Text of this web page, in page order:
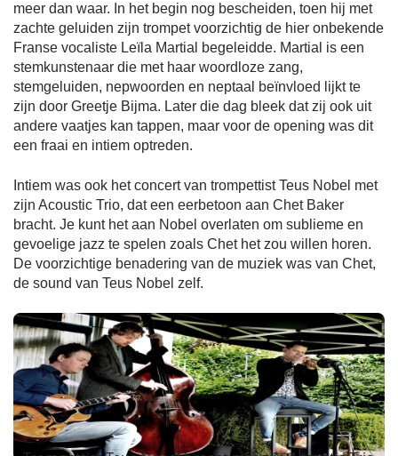
meer dan waar. In het begin nog bescheiden, toen hij met
zachte geluiden zijn trompet voorzichtig de hier onbekende
Franse vocaliste Leïla Martial begeleidde. Martial is een
stemkunstenaar die met haar woordloze zang,
stemgeluiden, nepwoorden en neptaal beïnvloed lijkt te
zijn door Greetje Bijma. Later die dag bleek dat zij ook uit
andere vaatjes kan tappen, maar voor de opening was dit
een fraai en intiem optreden.
Intiem was ook het concert van trompettist Teus Nobel met
zijn Acoustic Trio, dat een eerbetoon aan Chet Baker
bracht. Je kunt het aan Nobel overlaten om sublieme en
gevoelige jazz te spelen zoals Chet het zou willen horen.
De voorzichtige benadering van de muziek was van Chet,
de sound van Teus Nobel zelf.